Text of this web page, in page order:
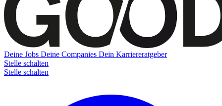
Deine Jobs Deine Companies Dein Karriereratgeber
Stelle schalten
Stelle schalten